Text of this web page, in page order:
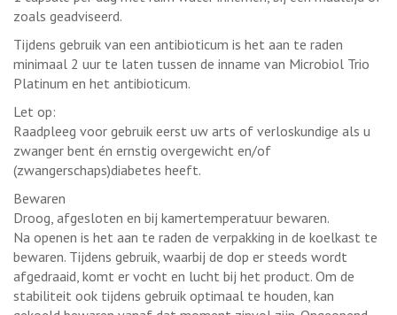
zoals geadviseerd.
Tijdens gebruik van een antibioticum is het aan te raden
minimaal 2 uur te laten tussen de inname van Microbiol Trio
Platinum en het antibioticum.
Let op:
Raadpleeg voor gebruik eerst uw arts of verloskundige als u
zwanger bent én ernstig overgewicht en/of
(zwangerschaps)diabetes heeft.
Bewaren
Droog, afgesloten en bij kamertemperatuur bewaren.
Na openen is het aan te raden de verpakking in de koelkast te
bewaren. Tijdens gebruik, waarbij de dop er steeds wordt
afgedraaid, komt er vocht en lucht bij het product. Om de
stabiliteit ook tijdens gebruik optimaal te houden, kan